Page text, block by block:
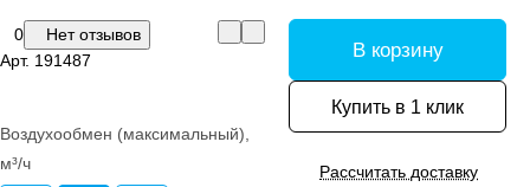
0
Нет отзывов
Арт. 191487
Воздухообмен (максимальный),
м³/ч
В корзину
Купить в 1 клик
Рассчитать доставку